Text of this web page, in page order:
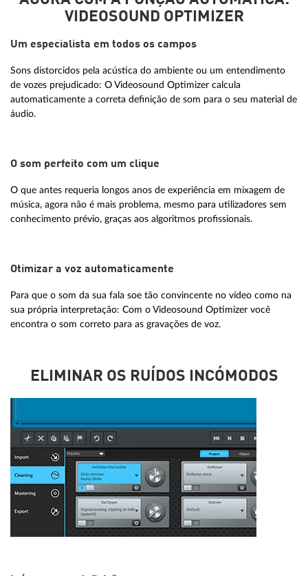
VIDEOSOUND OPTIMIZER
Um especialista em todos os campos
Sons distorcidos pela acústica do ambiente ou um entendimento
de vozes prejudicado: O Videosound Optimizer calcula
automaticamente a correta definição de som para o seu material de
áudio.
O som perfeito com um clique
O que antes requeria longos anos de experiência em mixagem de
música, agora não é mais problema, mesmo para utilizadores sem
conhecimento prévio, graças aos algoritmos profissionais.
Otimizar a voz automaticamente
Para que o som da sua fala soe tão convincente no vídeo como na
sua própria interpretação: Com o Videosound Optimizer você
encontra o som correto para as gravações de voz.
ELIMINAR OS RUÍDOS INCÓMODOS